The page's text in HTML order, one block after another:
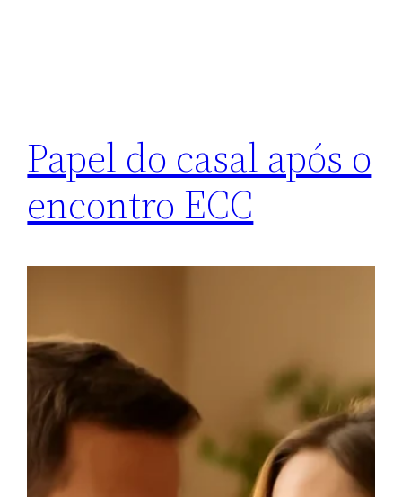
Papel do casal após o
encontro ECC